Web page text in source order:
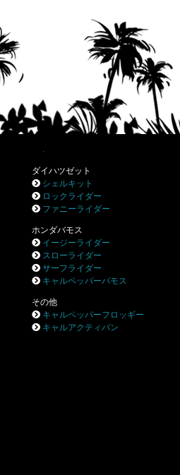
.
ダイハツゼット
シェルキット
ロックライダー
ファニーライダー
ホンダバモス
イージーライダー
スローライダー
サーフライダー
キャルペッパーバモス
その他
キャルペッパーフロッギー
キャルアクティバン